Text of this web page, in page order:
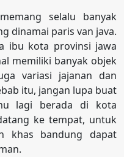
selalu banyak
dinamai paris van java.
ibu kota provinsi jawa
memiliki banyak objek
variasi jajanan dan
itu, jangan lupa buat
lagi berada di kota
ke tempat, untuk
khas bandung dapat